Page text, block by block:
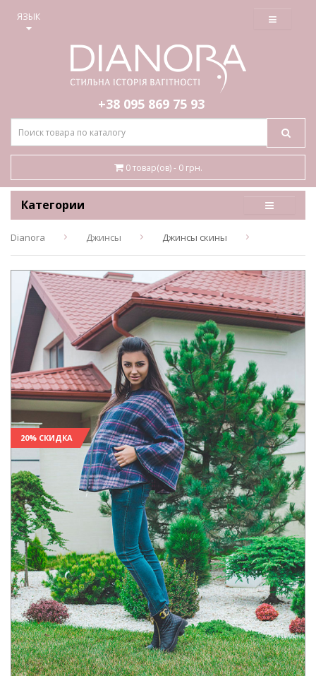
ЯЗЫК ≡
+38 095 869 75 93
0 товар(ов) - 0 грн.
Категории
Dianora Джинсы Джинсы скины
20% СКИДКА